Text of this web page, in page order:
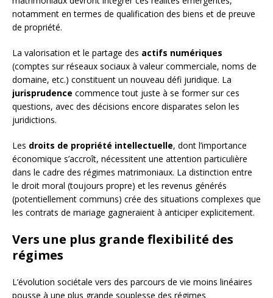
notamment en termes de qualification des biens et de preuve
de propriété.
La valorisation et le partage des actifs numériques
(comptes sur réseaux sociaux à valeur commerciale, noms de
domaine, etc.) constituent un nouveau défi juridique. La
jurisprudence commence tout juste à se former sur ces
questions, avec des décisions encore disparates selon les
juridictions.
Les droits de propriété intellectuelle, dont l’importance
économique s’accroît, nécessitent une attention particulière
dans le cadre des régimes matrimoniaux. La distinction entre
le droit moral (toujours propre) et les revenus générés
(potentiellement communs) crée des situations complexes que
les contrats de mariage gagneraient à anticiper explicitement.
Vers une plus grande flexibilité des
régimes
L’évolution sociétale vers des parcours de vie moins linéaires
pousse à une plus grande souplesse des régimes